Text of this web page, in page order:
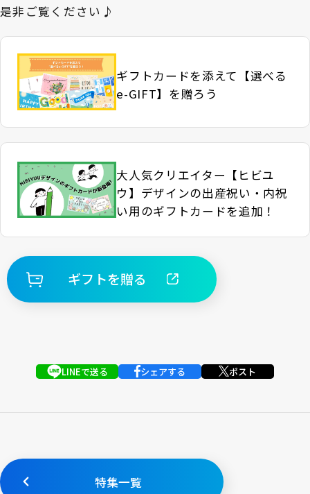
是非ご覧ください♪
ギフトカードを添えて【選べる
e-GIFT】を贈ろう
大人気クリエイター【ヒビユ
ウ】デザインの出産祝い・内祝
い用のギフトカードを追加！
ギフトを贈る
LINEで送る シェアする ポスト
特集一覧